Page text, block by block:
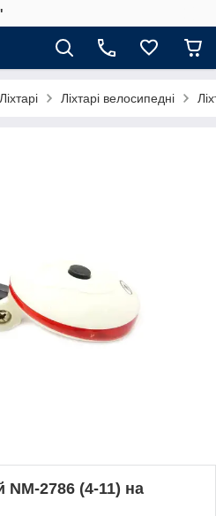
Ліхтарі Ліхтарі велосипедні
NM-2786 (4-11) на